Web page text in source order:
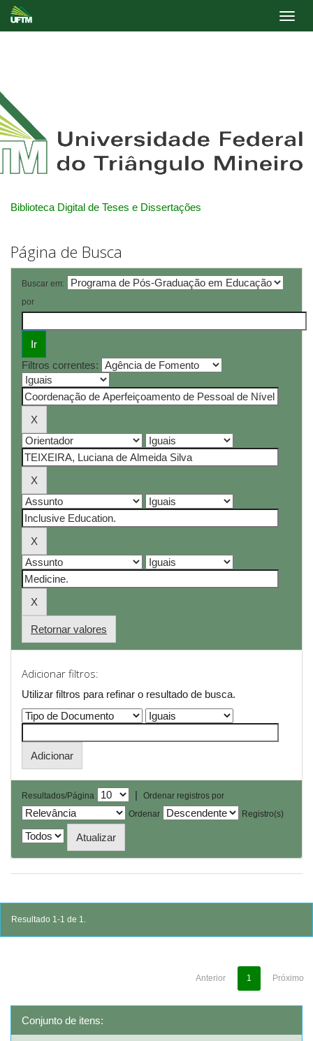
Biblioteca Digital de Teses e Dissertações
Página de Busca
Buscar em:
por
Filtros correntes:
Retornar valores
Adicionar filtros:
Utilizar filtros para refinar o resultado de busca.
Resultados/Página |
Ordenar registros por
Ordenar
Registro(s)
Resultado 1-1 de 1.
Anterior 1 Próximo
Conjunto de itens: